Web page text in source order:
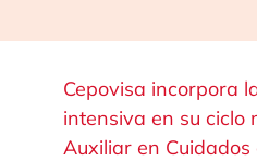
Cepovisa incorpora
intensiva en su ciclo
Auxiliar en